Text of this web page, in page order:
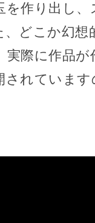
を作り出し
どこか幻想
際に作品
されていま